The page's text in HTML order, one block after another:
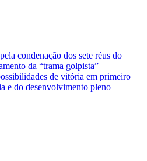
condenação dos sete réus do
da “trama golpista”
de vitória em primeiro
e do desenvolvimento pleno